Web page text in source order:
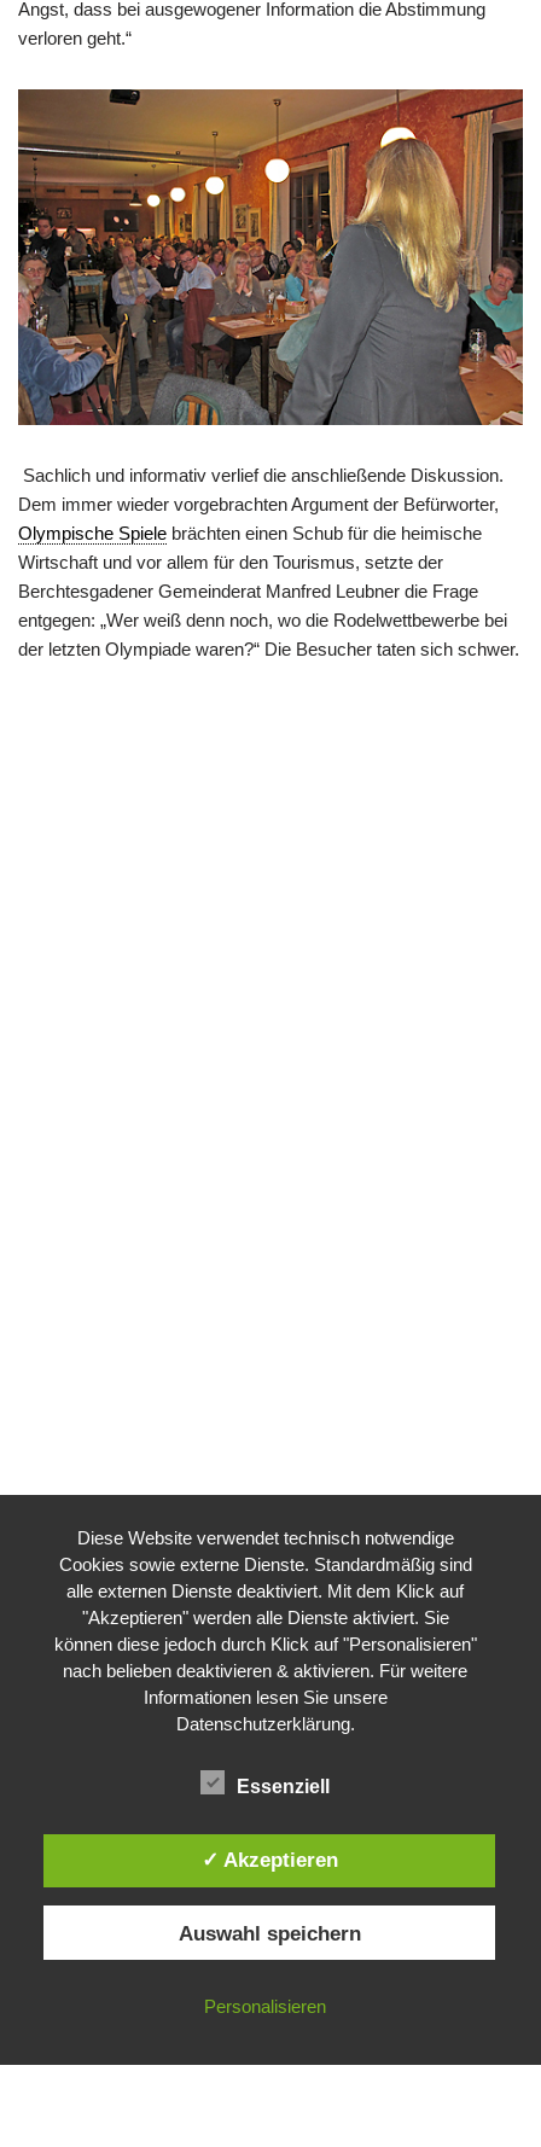
Angst, dass bei ausgewogener Information die Abstimmung
verloren geht.“
Sachlich und informativ verlief die anschließende Diskussion.
Dem immer wieder vorgebrachten Argument der Befürworter,
Olympische Spiele brächten einen Schub für die heimische
Wirtschaft und vor allem für den Tourismus, setzte der
Berchtesgadener Gemeinderat Manfred Leubner die Frage
entgegen: „Wer weiß denn noch, wo die Rodelwettbewerbe bei
der letzten Olympiade waren?“ Die Besucher taten sich schwer.
Impressum Datenschutzerklärung
Gesellschaft für ökologische Forschung e.V.
Diese Website verwendet technisch notwendige
Cookies sowie externe Dienste. Standardmäßig sind
alle externen Dienste deaktiviert. Mit dem Klick auf
"Akzeptieren" werden alle Dienste aktiviert. Sie
können diese jedoch durch Klick auf "Personalisieren"
nach belieben deaktivieren & aktivieren. Für weitere
Informationen lesen Sie unsere
Datenschutzerklärung.
Essenziell
✓ Akzeptieren
Auswahl speichern
Personalisieren